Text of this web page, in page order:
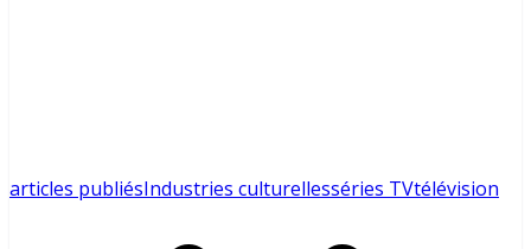
articles publiésIndustries culturellesséries TVtélévision